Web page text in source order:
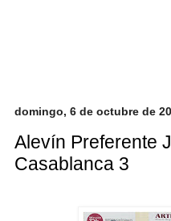
domingo, 6 de octubre de
Alevín Preferente
Casablanca 3